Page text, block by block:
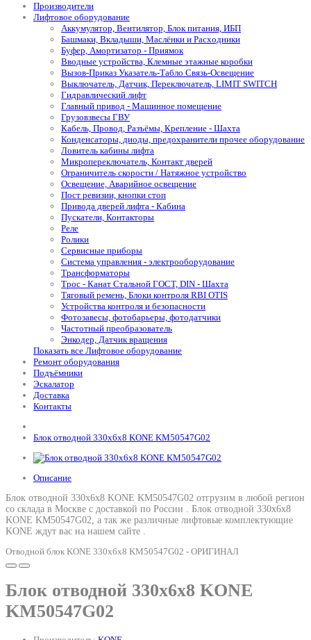
Производители
Лифтовое оборудование
Аккумулятор, Вентилятор, Блок питания, ИБП
Башмаки, Вкладыши, Маслёнки и Расходники
Буфер, Амортизатор - Приямок
Вводные устройства, Клемные этажные коробки
Вызов-Приказ Указатель-Табло Связь-Освещение
Выключатель, Датчик, Переключатель, LIMIT SWITCH
Гидравлический лифт
Главный привод - Машинное помещение
Грузовзвесы ГВУ
Кабель, Провод, Разъёмы, Крепление - Шахта
Конденсаторы, диоды, предохранители прочее оборудование
Ловитель кабины лифта
Микропереключатель, Контакт дверей
Ограничитель скорости / Натяжное устройство
Освещение, Аварийное освещение
Пост ревизии, кнопки стоп
Привода дверей лифта - Кабина
Пускатели, Контакторы
Реле
Ролики
Сервисные приборы
Система управления - электрооборудование
Трансформаторы
Трос - Канат Стальной ГОСТ, DIN - Шахта
Тяговый ремень, Блоки контроля RBI OTIS
Устройства контроля и безопасности
Фотозавесы, фотобарьеры, фотодатчики
Частотный преобразователь
Энкодер, Датчик вращения
Показать все Лифтовое оборудование
Ремонт оборудования
Подъёмники
Эскалатор
Доставка
Контакты
Блок отводной 330х6х8 KONE KM50547G02
Описание
Блок отводной 330х6х8 KONE KM50547G02 отгрузим в любой регион
со склада в Москве с доставкой по России . Блок отводной 330х6х8
KONE KM50547G02, а так же различные лифтовые комплектующие
KONE ждут вас на нашем сайте .
Отводной блок KONE 330х6х8 KM50547G02 - ОРИГИНАЛ
Блок отводной 330х6х8 KONE
KM50547G02